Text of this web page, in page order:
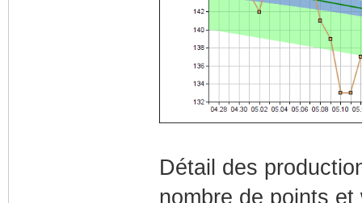
Détail des
nombre de points